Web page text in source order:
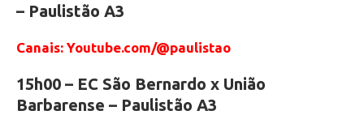
– Paulistão A3
Canais: Youtube.com/@paulistao
15h00 – EC São Bernardo x União
Barbarense – Paulistão A3